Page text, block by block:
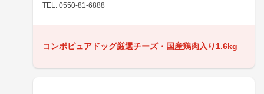
TEL: 0550-81-6888
コンボピュアドッグ厳選チーズ・国産鶏肉入り1.6kg